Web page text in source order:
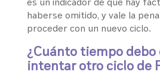
haberse omitido, y vale la
proceder con un nuevo ciclo.
¿Cuánto tiempo debo
intentar otro ciclo de